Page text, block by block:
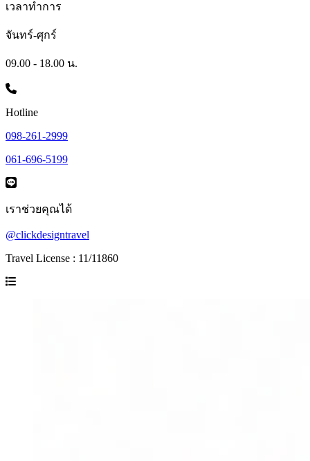
เวลาทำการ
จันทร์-ศุกร์
09.00 - 18.00 น.
Hotline
098-261-2999
061-696-5199
เราช่วยคุณได้
@clickdesigntravel
Travel License : 11/11860